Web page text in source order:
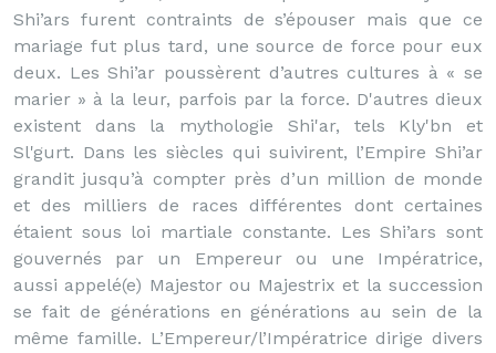
Shi’ars furent contraints de s’épouser mais que ce
mariage fut plus tard, une source de force pour eux
deux. Les Shi’ar poussèrent d’autres cultures à « se
marier » à la leur, parfois par la force. D'autres dieux
existent dans la mythologie Shi'ar, tels Kly'bn et
Sl'gurt. Dans les siècles qui suivirent, l’Empire Shi’ar
grandit jusqu’à compter près d’un million de monde
et des milliers de races différentes dont certaines
étaient sous loi martiale constante. Les Shi’ars sont
gouvernés par un Empereur ou une Impératrice,
aussi appelé(e) Majestor ou Majestrix et la succession
se fait de générations en générations au sein de la
même famille. L’Empereur/l’Impératrice dirige divers